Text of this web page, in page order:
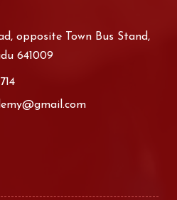
opposite Town Bus Stand,
641009